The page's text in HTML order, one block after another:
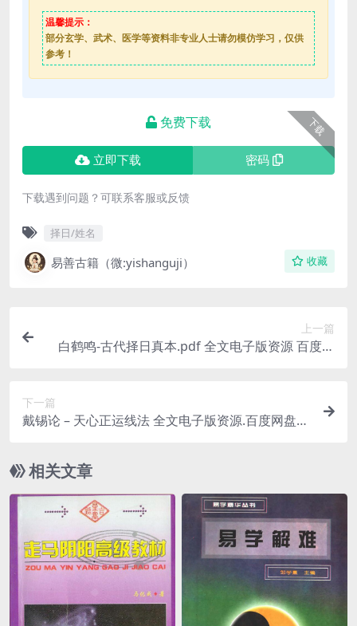
温馨提示：
部分玄学、武术、医学等资料非专业人士请勿模仿学习，仅供
参考！
下载
免费下载
立即下载 密码
下载遇到问题？可联系客服或反馈
择日/姓名
易善古籍（微:yishanguji） 收藏
上一篇
白鹤鸣-古代择日真本.pdf 全文电子版资源 百度云
下一篇
戴锡论 – 天心正运线法 全文电子版资源.百度网盘免
相关文章